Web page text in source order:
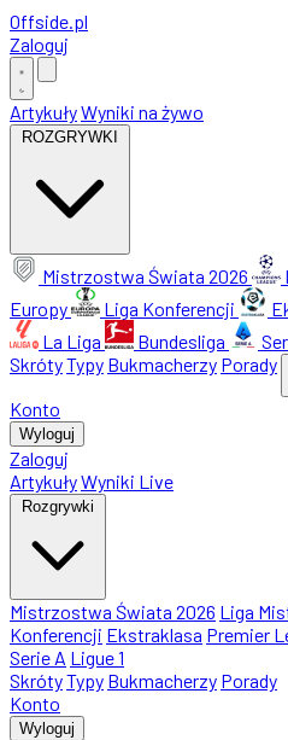
Offside.pl
Zaloguj
ArtykułyWyniki na żywo
ROZGRYWKI
Mistrzostwa Świata 2026
Europy
Liga Konferencji
La Liga
Bundesliga
SkrótyTypy Bukmacherzy Porady
Konto
Wyloguj
Zaloguj
ArtykułyWyniki Live
Rozgrywki
Mistrzostwa Świata 2026 Liga
Konferencji Ekstraklasa Premier
Serie A Ligue 1
SkrótyTypy Bukmacherzy Porady
Konto
Wyloguj